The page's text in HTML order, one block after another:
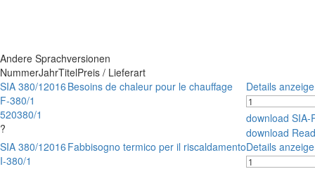
Andere Sprachversionen
NummerJahrTitelPreis / Lieferart
SIA 380/1
F-380/1
520380/1
?
2016 Besoins de chaleur pour le chauffage Details
download SIA-
download
SIA 380/1
I-380/1
2016 Fabbisogno termico per il riscaldamentoDetails